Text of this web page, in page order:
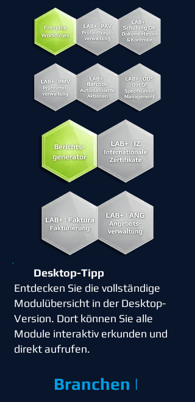
Desktop-Tipp
Entdecken Sie die vollständige
Modulübersicht in der Desktop-
Version. Dort können Sie alle
Module interaktiv erkunden und
direkt aufrufen.
Branchen |